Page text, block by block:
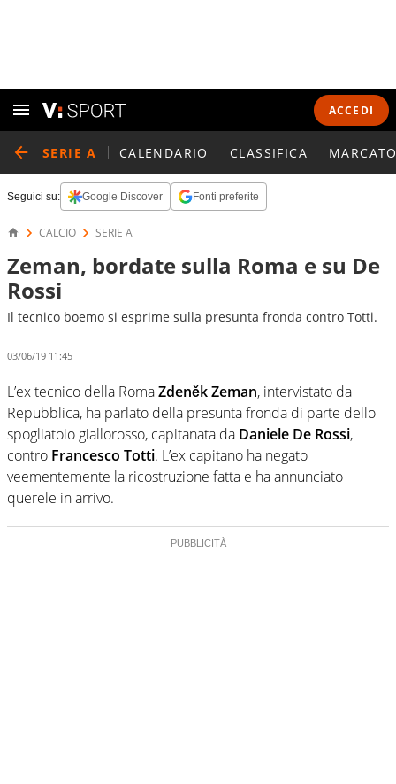
ACCEDI
SERIE A CALENDARIO CLASSIFICA
Seguici su: Google Discover Fonti preferite
CALCIO SERIE A
Zeman, bordate sulla Roma e su De
Rossi
Il tecnico boemo si esprime sulla presunta fronda contro Totti.
03/06/19 11:45
L’ex tecnico della RomaZdeněkZeman, intervistato da
Repubblica, ha parlato della presunta fronda di parte dello
spogliatoio giallorosso, capitanata da Daniele De Rossi,
contro Francesco Totti. L’ex capitano ha negato
veementemente la ricostruzione fatta e ha annunciato
querele in arrivo.